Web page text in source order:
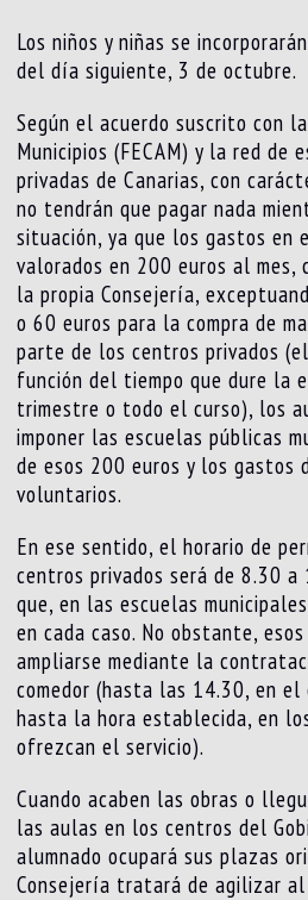
Los niños y niñas se
del día siguiente, 3 de octubre.
Según el acuerdo suscrito con
Municipios (FECAM) y la red de
privadas de Canarias, con
no tendrán que pagar nada
situación, ya que los gastos en
valorados en 200 euros al mes,
la propia Consejería,
o 60 euros para la compra de
parte de los centros privados
función del tiempo que dure la
trimestre o todo el curso), los
imponer las escuelas públicas
de esos 200 euros y los gastos
voluntarios.
En ese sentido, el horario de
centros privados será de 8.30 a
que, en las escuelas
en cada caso. No obstante,
ampliarse mediante la
comedor (hasta las 14.30, en el
hasta la hora establecida, en
ofrezcan el servicio).
Cuando acaben las obras o
las aulas en los centros del
alumnado ocupará sus plazas
Consejería tratará de agilizar